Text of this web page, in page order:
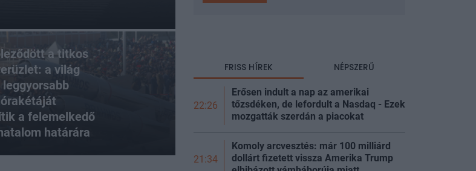
a titkos
a világ
leggyorsabb
a felemelkedő
határára
FRISS HÍREK NÉPSZERŰ
22:26
Erősen indult a nap az amerikai
tőzsdéken, de lefordult a Nasdaq - Ezek
mozgatták szerdán a piacokat
21:34
Komoly arcvesztés: már 100 milliárd
dollárt fizetett vissza Amerika Trump